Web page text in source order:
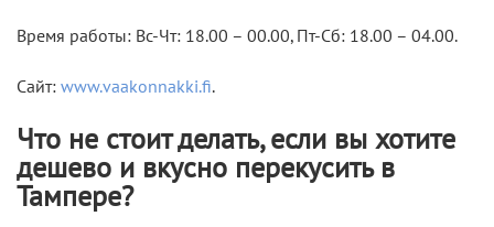
Время работы: Вс-Чт: 18.00 – 00.00, Пт-Сб: 18.00 – 04.00.
Сайт: www.vaakonnakki.fi.
Что не стоит делать, если вы хотите
дешево и вкусно перекусить в
Тампере?